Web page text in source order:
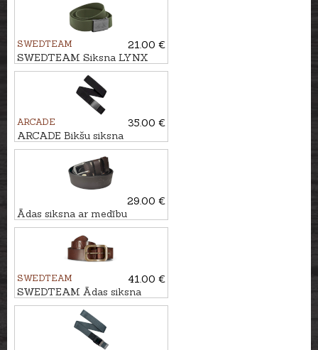
SWEDTEAM
21.00 €
SWEDTEAM Siksna LYNX
ARCADE
35.00 €
ARCADE Bikšu siksna
ADVENTURE ATLAS
29.00 €
Ādas siksna ar medību
simboliku HUNTER
SWEDTEAM
41.00 €
SWEDTEAM Ādas siksna
BULL